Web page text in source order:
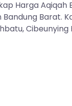
Harga Aqiqah
Barat.
Cibeunying